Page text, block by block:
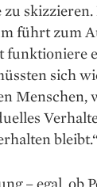
führt zum
sich
Menschen,
– egal, ob